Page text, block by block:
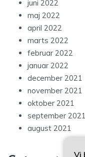
juni 2022
maj 2022
april 2022
marts 2022
februar 2022
januar 2022
december 2021
november 2021
oktober 2021
september 2021
august 2021
Vi